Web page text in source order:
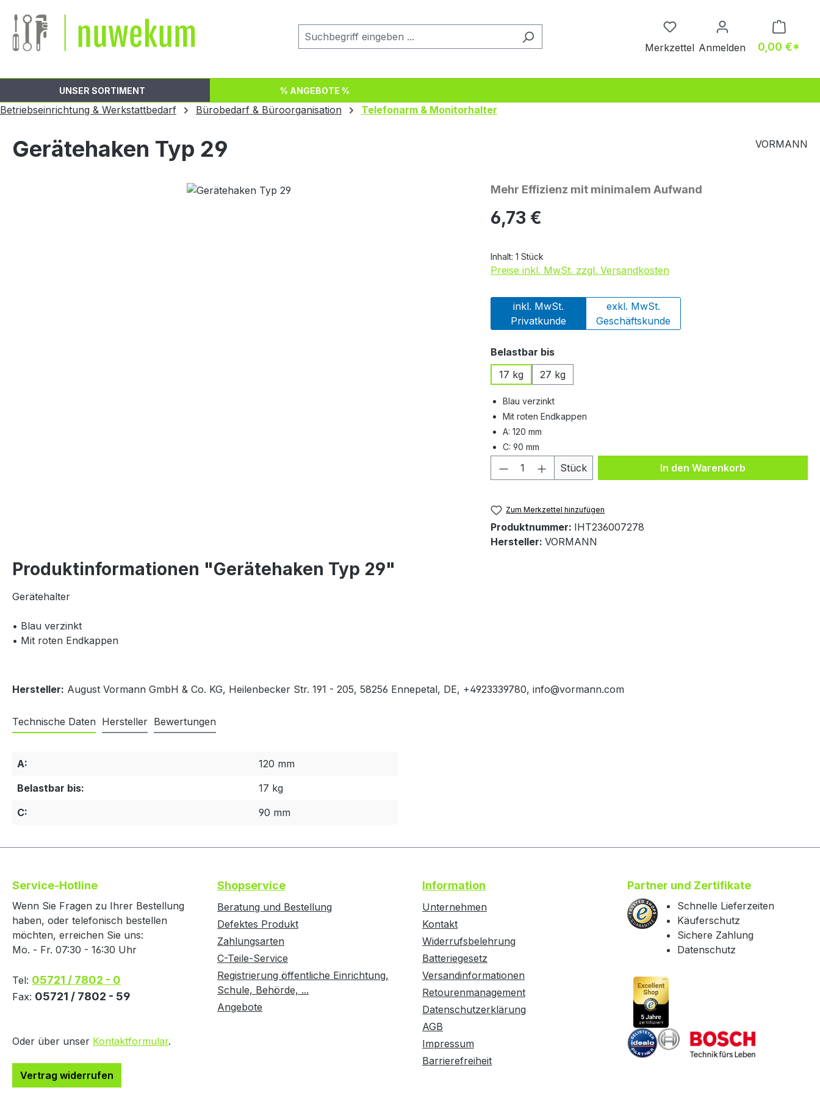
Hauptinhalt springen
Zur Suche springen
Zur Hauptnavigation springen
Du hast 0 Produkte auf dem
Merkzettel Anmelden 0,00 €*
UNSER SORTIMENT % ANGEBOTE %
Betriebseinrichtung & Werkstattbedarf Bürobedarf & Büroorganisation Telefonarm & Monitorhalter
Gerätehaken Typ 29 VORMANN
Mehr Effizienz mit minimalem Aufwand
Regulärer Preis:
6,73 €
Inhalt: 1 Stück
Preise inkl. MwSt. zzgl. Versandkosten
inkl. MwSt.
Privatkunde
exkl. MwSt.
Geschäftskunde
Belastbar bisauswählen
17 kg
27 kg
Blau verzinkt
Mit roten Endkappen
A: 120 mm
C: 90 mm
Produkt Anzahl: Gib den gewünschten Wert
Stück In den Warenkorb
Zum Merkzettel hinzufügen
Produktnummer: IHT236007278
Hersteller: VORMANN
Produktinformationen "Gerätehaken Typ 29"
Gerätehalter
• Blau verzinkt
• Mit roten Endkappen
Hersteller: August Vormann GmbH & Co. KG, Heilenbecker Str. 191 - 205, 58256 Ennepetal, DE, +4923339780, info@vormann.com
Technische Daten Hersteller Bewertungen
A:
120 mm
Belastbar bis:
17 kg
C:
90 mm
Service-Hotline
Wenn Sie Fragen zu Ihrer Bestellung
haben, oder telefonisch bestellen
möchten, erreichen Sie uns:
Mo. - Fr. 07:30 - 16:30 Uhr
Tel: 05721 / 7802 - 0
Fax: 05721 / 7802 - 59
Oder über unser Kontaktformular.
Vertrag widerrufen
Shopservice
Beratung und Bestellung
Defektes Produkt
Zahlungsarten
C-Teile-Service
Registrierung öffentliche Einrichtung,
Schule, Behörde, ...
Angebote
Information
Unternehmen
Kontakt
Widerrufsbelehrung
Batteriegesetz
Versandinformationen
Retourenmanagement
Datenschutzerklärung
AGB
Impressum
Barrierefreiheit
Partner und Zertifikate
Schnelle Lieferzeiten
Käuferschutz
Sichere Zahlung
Datenschutz